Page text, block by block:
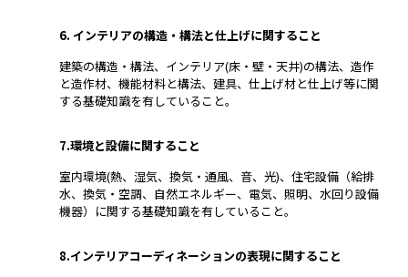
6. インテリアの構造・構法と仕上げに関すること
建築の構造・構法、インテリア(床・壁・天井)の構法、造作
と造作材、機能材料と構法、建具、仕上げ材と仕上げ等に関
する基礎知識を有していること。
7.環境と設備に関すること
室内環境(熱、湿気、換気・通風、音、光)、住宅設備（給排
水、換気・空調、自然エネルギー、電気、照明、水回り設備
機器）に関する基礎知識を有していること。
8.インテリアコーディネーションの表現に関すること